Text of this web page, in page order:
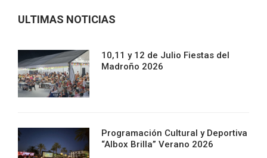
ULTIMAS NOTICIAS
10,11 y 12 de Julio Fiestas del
Madroño 2026
Programación Cultural y Deportiva
“Albox Brilla” Verano 2026